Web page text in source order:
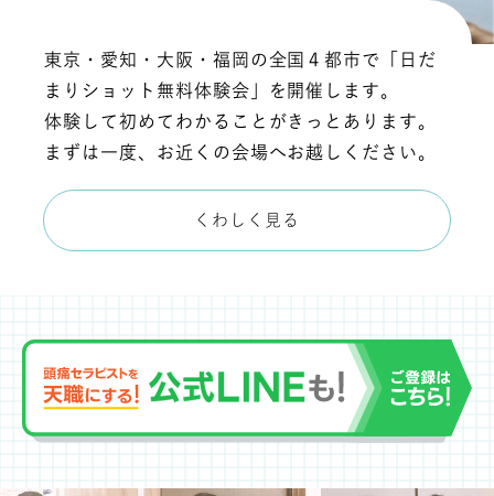
東京・愛知・大阪・福岡の全国４都市で「日だ
まりショット無料体験会」を開催します。
体験して初めてわかることがきっとあります。
まずは一度、お近くの会場へお越しください。
くわしく見る